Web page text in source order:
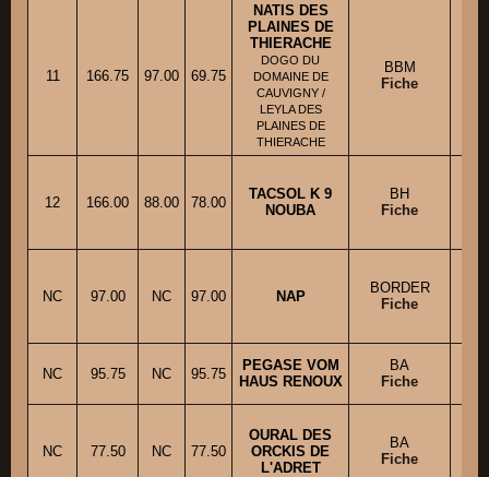
11 166.75 97.00 69.75
NATIS DES
PLAINES DE
THIERACHE
DOGO DU
DOMAINE DE
CAUVIGNY /
LEYLA DES
PLAINES DE
THIERACHE
BBM
Fiche
12 166.00 88.00 78.00
TACSOL K 9
NOUBA
BH
Fiche
NC 97.00 NC 97.00 NAP
BORDER
Fiche
NC 95.75 NC 95.75
PEGASE VOM
HAUS RENOUX
BA
Fiche
NC 77.50 NC 77.50
OURAL DES
ORCKIS DE
L'ADRET
BA
Fiche